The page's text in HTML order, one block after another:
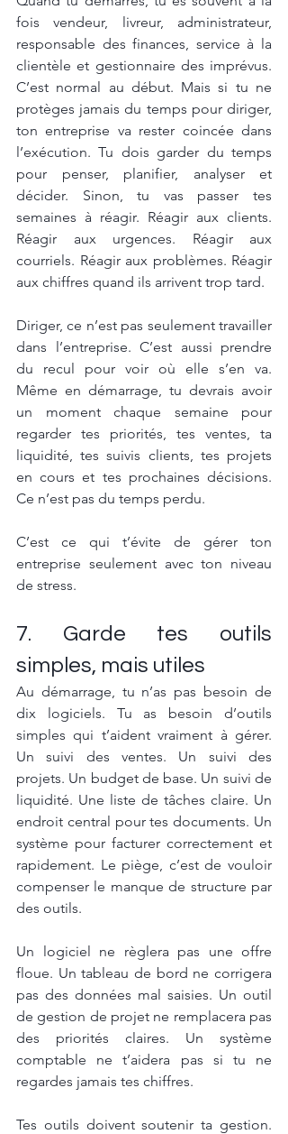
fois vendeur, livreur, administrateur,
responsable des finances, service à la
clientèle et gestionnaire des imprévus.
C’est normal au début. Mais si tu ne
protèges jamais du temps pour diriger,
ton entreprise va rester coincée dans
l’exécution. Tu dois garder du temps
pour penser, planifier, analyser et
décider. Sinon, tu vas passer tes
semaines à réagir. Réagir aux clients.
Réagir aux urgences. Réagir aux
courriels. Réagir aux problèmes. Réagir
aux chiffres quand ils arrivent trop tard.
Diriger, ce n’est pas seulement travailler
dans l’entreprise. C’est aussi prendre
du recul pour voir où elle s’en va.
Même en démarrage, tu devrais avoir
un moment chaque semaine pour
regarder tes priorités, tes ventes, ta
liquidité, tes suivis clients, tes projets
en cours et tes prochaines décisions.
Ce n’est pas du temps perdu.
C’est ce qui t’évite de gérer ton
entreprise seulement avec ton niveau
de stress.
7. Garde tes outils
simples, mais utiles
Au démarrage, tu n’as pas besoin de
dix logiciels. Tu as besoin d’outils
simples qui t’aident vraiment à gérer.
Un suivi des ventes. Un suivi des
projets. Un budget de base. Un suivi de
liquidité. Une liste de tâches claire. Un
endroit central pour tes documents. Un
système pour facturer correctement et
rapidement. Le piège, c’est de vouloir
compenser le manque de structure par
des outils.
Un logiciel ne règlera pas une offre
floue. Un tableau de bord ne corrigera
pas des données mal saisies. Un outil
de gestion de projet ne remplacera pas
des priorités claires. Un système
comptable ne t’aidera pas si tu ne
regardes jamais tes chiffres.
Tes outils doivent soutenir ta gestion.